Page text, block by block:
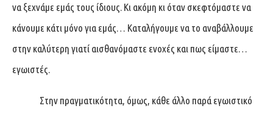
να ξεχνάμε εμάς τους ίδιους. Κι ακόμη κι όταν σκεφτόμαστε να
κάνουμε κάτι μόνο για εμάς… Καταλήγουμε να το αναβάλλουμε
στην καλύτερη γιατί αισθανόμαστε ενοχές και πως είμαστε…
εγωιστές.
Στην πραγματικότητα, όμως, κάθε άλλο παρά εγωιστικό